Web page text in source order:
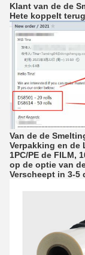
Klant van de de
Hete koppelt terug
Van de de
Verpakking en de
1PC/PE de FILM,
op de optie van
Verscheept in 3-5